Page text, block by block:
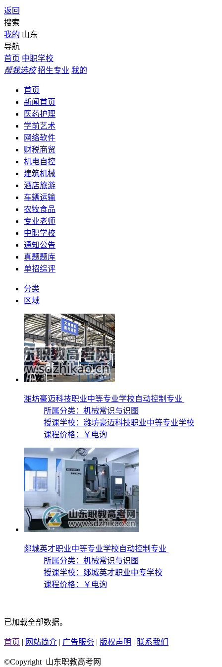
返回
搜索
我的 山东
导航
首页 中职学校
帮我选校 招生专业 我的
首页
新闻首页
医药护理
学前艺术
网络软件
财税商贸
机电自控
建筑机械
酒店旅游
车辆运输
农牧食品
专业老师
中职学校
通知公告
真题题库
单招综评
分类
区域
潍坊豪迈科技职业中等专业学校自动控制专业
所属分类：机械常识与识图
授课学校： 潍坊豪迈科技职业中等专业学校
课程价格：
￥电询
郯城英才职业中等专业学校自动控制专业
所属分类：机械常识与识图
授课学校： 郯城英才职业中专学校
课程价格：
￥电询
已加载全部数据。
首页 | 网站简介 | 广告服务 | 版权声明 | 联系我们
©Copyright 山东职教高考网